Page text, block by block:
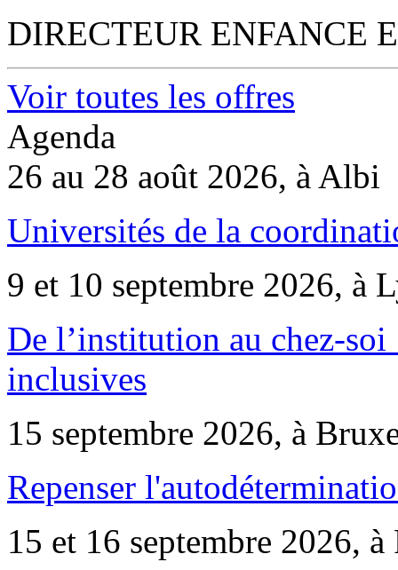
DIRECTEUR ENFANCE
Voir toutes les offres
Agenda
26 au 28 août 2026, à Albi
Universités de la
9 et 10 septembre 2026, à
De l’institution au chez-
inclusives
15 septembre 2026, à
Repenser
15 et 16 septembre 2026, à